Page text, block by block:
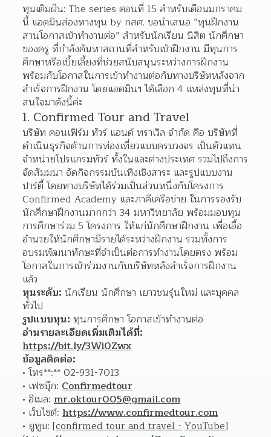
ทุนเติมฝัน: The series ตอนที่ 15 สำหรับเดือนมกราคม
นี้ แอดมินส่องทางทุน by กสศ. ขอนำเสนอ “ทุนฝึกงาน
สานโอกาสเข้าทำงานต่อ” สำหรับนักเรียน นิสิต นักศึกษา
ของครู ที่กำลังค้นหาสถานที่สำหรับเข้าฝึกงาน มีทุนการ
ศึกษาหรือเบี้ยเลี้ยงที่ช่วยสนับสนุนระหว่างการฝึกงาน
พร้อมกับโอกาสในการเข้าทำงานต่อกับทางบริษัทหลังจาก
สำเร็จการฝึกงาน โดยแอดมินฯ ได้เลือก 4 แหล่งทุนที่น่า
สนใจมาดังนี้ค่ะ
1. Confirmed Tour and Travel
บริษัท คอนเฟิร์ม ทัวร์ แอนด์ ทราเวิล จำกัด คือ บริษัทที่
ดำเนินธุรกิจด้านการท่องเที่ยวแบบครบวงจร เป็นตัวแทน
จำหน่ายโปรแกรมทัวร์ ทั้งในและต่างประเทศ รวมไปถึงการ
จัดสัมมนา จัดกิจกรรมบันเทิงเชิงสาระ และรูปแบบงาน
ปาร์ตี้ โดยทางบริษัทได้ร่วมเป็นส่วนหนึ่งกับโครงการ
Confirmed Academy และภาคีเครือข่าย ในการรองรับ
นักศึกษาฝึกงานมากกว่า 34 มหาวิทยาลัย พร้อมมอบทุน
การศึกษาร่วม 5 โครงการ ให้แก่นักศึกษาฝึกงาน เพื่อเอื้อ
อำนวยให้นักศึกษามีรายได้ระหว่างฝึกงาน รวมทั้งการ
อบรมพัฒนาทักษะที่จำเป็นต่อการทำงานโดยตรง พร้อม
โอกาสในการเข้าร่วมงานกับบริษัทหลังสำเร็จการฝึกงาน
แล้ว
ทุนระดับ: นักเรียน นักศึกษา เยาวชนรุ่นใหม่ และบุคคล
ทั่วไป
รูปแบบทุน: ทุนการศึกษา โอกาสเข้าทำงานต่อ
อ่านรายละเอียดเพิ่มเติมได้ที่:
https://bit.ly/3Wi0Zwx
ข้อมูลติดต่อ:
โทร**:** 02-931-7013
เฟซบุ๊ก: Confirmedtour
อีเมล: mr.oktour005@gmail.com
เว็บไซต์: https://www.confirmedtour.com
ยูทูบ: [confirmed tour and travel -YouTube]